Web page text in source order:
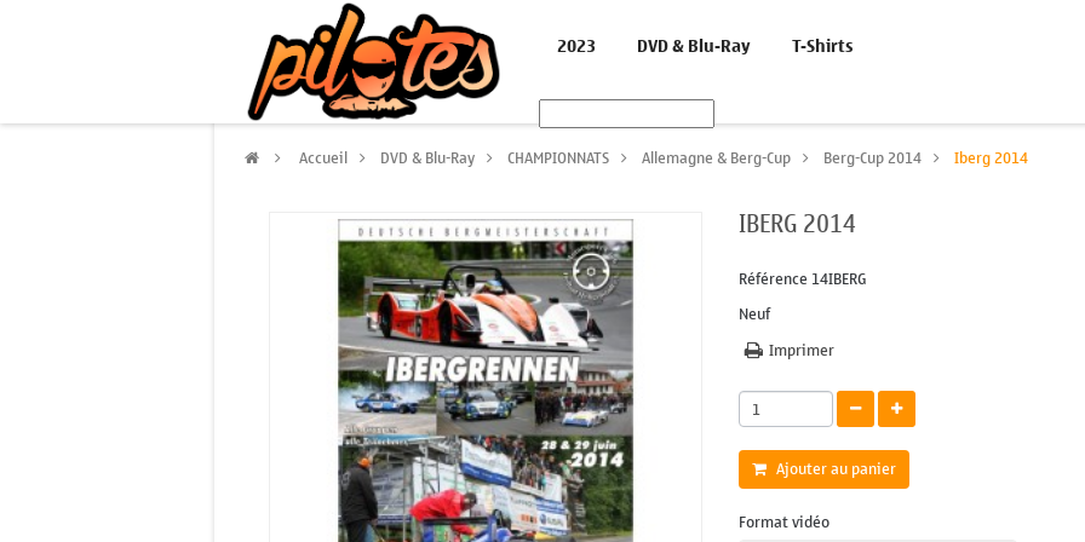
2023 DVD & Blu-Ray T-Shirts
> Accueil > DVD & Blu-Ray > CHAMPIONNATS > Allemagne & Berg-Cup > Berg-Cup 2014 > Iberg 2014
IBERG 2014
Référence 14IBERG
Neuf
Imprimer
Ajouter au panier
Format vidéo